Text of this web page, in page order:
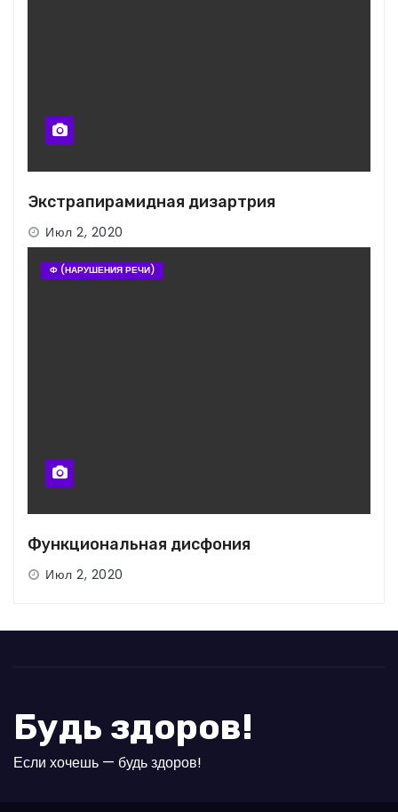
Экстрапирамидная дизартрия
Июл 2, 2020
Ф (НАРУШЕНИЯ РЕЧИ)
Функциональная дисфония
Июл 2, 2020
Будь здоров!
Если хочешь — будь здоров!